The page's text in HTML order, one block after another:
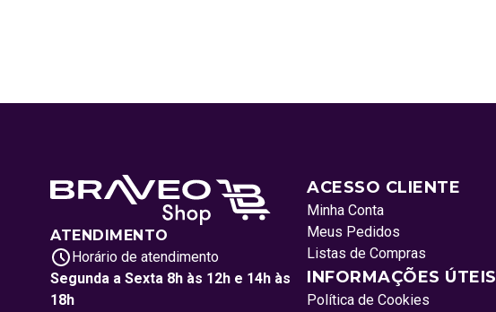
ATENDIMENTO
Horário de atendimento
Segunda a Sexta 8h às 12h e 14h às
18h
ACESSO CLIENTE
Minha Conta
Meus Pedidos
Listas de Compras
INFORMAÇÕES ÚTEIS
Política de Cookies